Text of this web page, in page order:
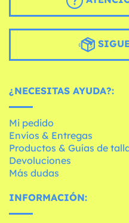
¿NECESITAS AYUDA?:
Mi pedido
Envíos & Entregas
Productos & Guías de
Devoluciones
Más dudas
INFORMACIÓN: